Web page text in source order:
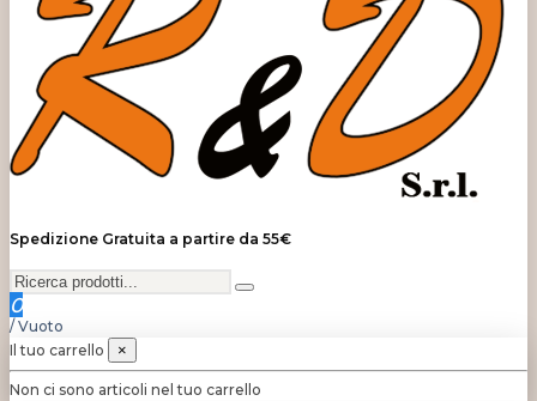
Spedizione Gratuita a partire da 55€
0
/ Vuoto
Il tuo carrello
×
Non ci sono articoli nel tuo carrello